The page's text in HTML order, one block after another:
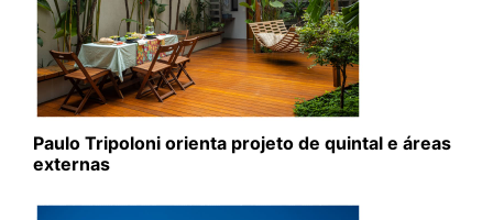
Paulo Tripoloni orienta projeto de quintal e áreas
externas